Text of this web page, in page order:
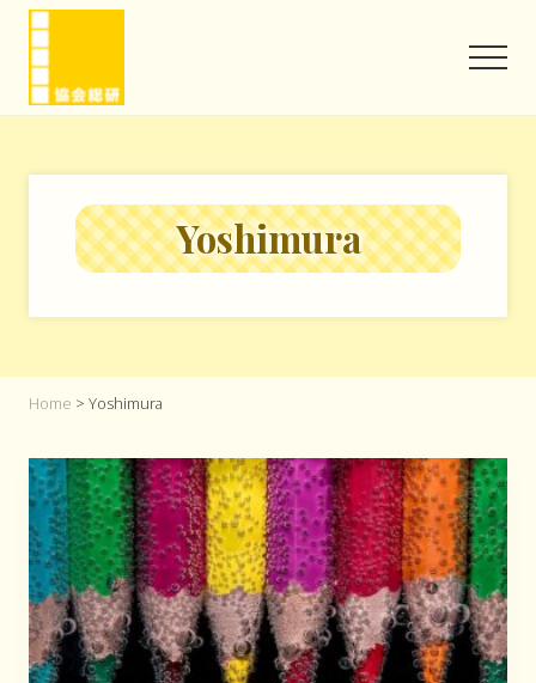
Menu
Skip
main
content
Skip
footer
協
と
味
Yoshimura
Home > Yoshimura